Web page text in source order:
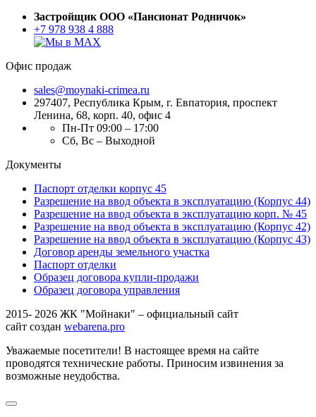
Застройщик ООО «Пансионат Родничок»
+7 978 938 4 888
Офис продаж
sales@moynaki-crimea.ru
297407, Республика Крым, г. Евпатория, проспект
Ленина, 68, корп. 40, офис 4
Пн-Пт 09:00 – 17:00
Сб, Вс – Выходной
Документы
Паспорт отделки корпус 45
Разрешение на ввод объекта в эксплуатацию (Корпус 44)
Разрешение на ввод объекта в эксплуатацию корп. № 45
Разрешение на ввод объекта в эксплуатацию (Корпус 42)
Разрешение на ввод объекта в эксплуатацию (Корпус 43)
Договор аренды земельного участка
Паспорт отделки
Образец договора купли-продажи
Образец договора управления
2015- 2026 ЖК "Мойнаки" – официальный сайт
сайт создан webarena.pro
Уважаемые посетители! В настоящее время на сайте
проводятся технические работы. Приносим извинения за
возможные неудобства.